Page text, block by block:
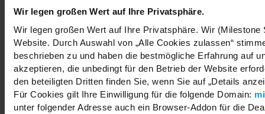
Wir legen großen Wert auf Ihre Privatsphäre.
Wir legen großen Wert auf Ihre Privatsphäre. Wir
Website. Durch Auswahl von „Alle Cookies zulassen“
beschrieben zu und haben die bestmögliche Erfahrung auf
akzeptieren, die unbedingt für den Betrieb der Website
den beteiligten Dritten finden Sie, wenn Sie auf „Details
Für Cookies gilt Ihre Einwilligung für die folgende Domain:
unter folgender Adresse auch ein Browser-Addon für die
Copyright © 2026 Milestone Systems A/S. All rights reserved.